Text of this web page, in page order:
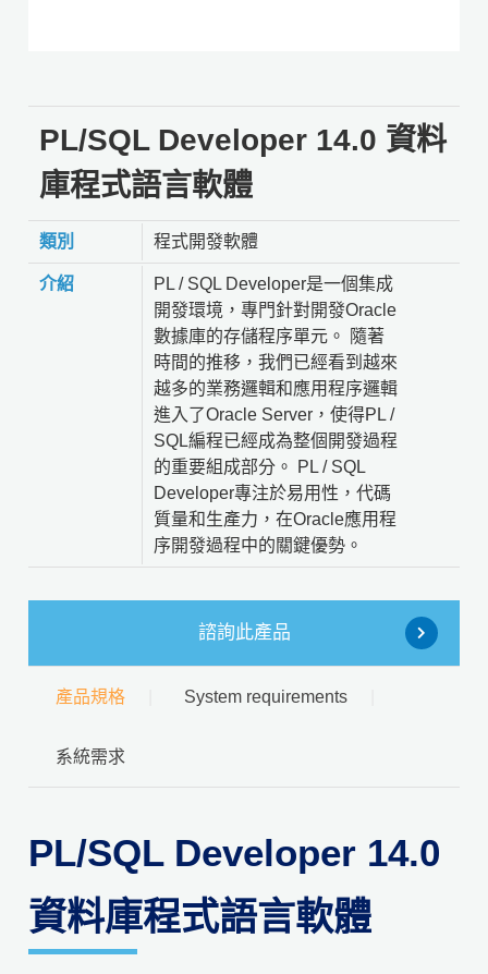
PL/SQL Developer 14.0 資料
庫程式語言軟體
類別 程式開發軟體
介紹
PL / SQL Developer是一個集成
開發環境，專門針對開發Oracle
數據庫的存儲程序單元。 隨著
時間的推移，我們已經看到越來
越多的業務邏輯和應用程序邏輯
進入了Oracle Server，使得PL /
SQL編程已經成為整個開發過程
的重要組成部分。 PL / SQL
Developer專注於易用性，代碼
質量和生產力，在Oracle應用程
序開發過程中的關鍵優勢。
諮詢此產品
產品規格 System requirements
系統需求
PL/SQL Developer 14.0
資料庫程式語言軟體